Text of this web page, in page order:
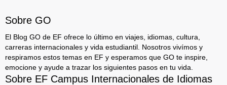
Sobre GO
El Blog GO de EF ofrece lo último en viajes, idiomas, cultura,
carreras internacionales y vida estudiantil. Nosotros vivímos y
respiramos estos temas en EF y esperamos que GO te inspire,
emocione y ayude a trazar los siguientes pasos en tu vida.
Sobre EF Campus Internacionales de Idiomas